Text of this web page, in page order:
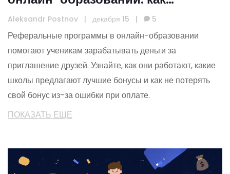
мотивировать учеников
приводить друзей
Aleksandr Postnov | декабря 15 | 5
Реферальные программы в онлайн-образовании
помогают ученикам зарабатывать деньги за
приглашение друзей. Узнайте, как они работают, какие
школы предлагают лучшие бонусы и как не потерять
свой бонус из-за ошибки при оплате.
ПОКАЗАТЬ ЕЩЕ